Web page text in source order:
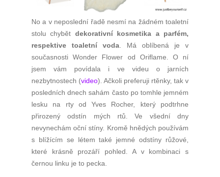
No a v neposlední řadě nesmí na žádném toaletní
stolu chybět dekorativní kosmetika a parfém,
respektive toaletní voda. Má oblíbená je v
současnosti Wonder Flower od Oriflame. O ní
jsem vám povídala i ve videu o jarních
nezbytnostech (video). Ačkoli preferuji rtěnky, tak v
posledních dnech sahám často po tomhle jemném
lesku na rty od Yves Rocher, který podtrhne
přirozený odstín mých rtů. Ve všední dny
nevynechám oční stíny. Kromě hnědých používám
s blížícím se létem také jemné odstíny růžové,
které krásně prozáří pohled. A v kombinaci s
černou linku je to pecka.